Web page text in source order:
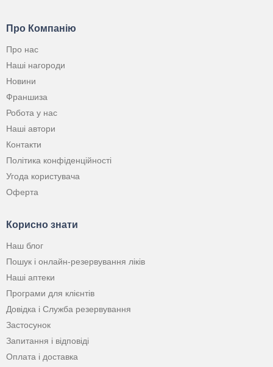
Про Компанію
Про нас
Наші нагороди
Новини
Франшиза
Робота у нас
Наші автори
Контакти
Політика конфіденційності
Угода користувача
Оферта
Корисно знати
Наш блог
Пошук і онлайн-резервування ліків
Наші аптеки
Програми для клієнтів
Довідка і Служба резервування
Застосунок
Запитання і відповіді
Оплата і доставка